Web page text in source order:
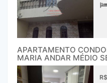
APARTAMENTO
MARIA ANDAR MÉDIO
R$